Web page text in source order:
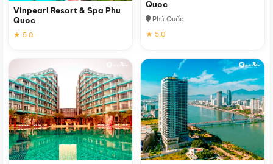
Vinpearl Resort & Spa Phu
Quoc
★ 5.0
Quoc
Phú Quốc
★ 5.0